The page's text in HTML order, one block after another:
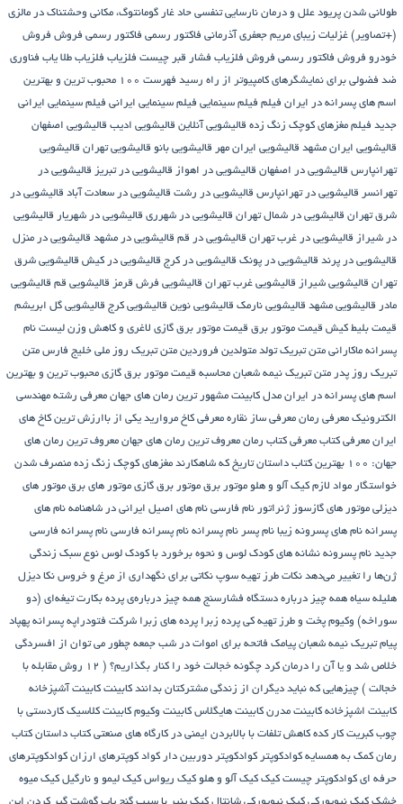
طولانی شدن پریود علل و درمان نارسایی تنفسی حاد غار گومانتوگ، مکانی وحشتناک در مالزی
(+تصاویر) غزلیات زیبای مریم جعفری آذرمانی فاکتور رسمی فاکتور رسمی فروش فروش
خودرو فروش فاکتور رسمی فروش فلزیاب فشار قبر چیست فلزیاب فلزیاب طلا یاب فناوری
ضد فضولی برای نمایشگرهای کامپیوتر از راه رسید
فهرست ۱۰۰ محبوب ترین و بهترین
اسم های پسرانه در ایران فیلم فیلم سینمایی فیلم سینمایی ایرانی فیلم سینمایی ایرانی
جدید فیلم مغزهای کوچک زنگ زده قالیشویی آنلاین قالیشویی ادیب قالیشویی اصفهان
قالیشویی ایران مشهد قالیشویی ایران مهر قالیشویی بانو قالیشویی تهران قالیشویی
تهرانپارس قالیشویی در اصفهان قالیشویی در اهواز قالیشویی در تبریز قالیشویی در
تهرانسر قالیشویی در تهرانپارس قالیشویی در رشت قالیشویی در سعادت آباد قالیشویی در
شرق تهران قالیشویی در شمال تهران قالیشویی در شهرری قالیشویی در شهریار قالیشویی
در شیراز قالیشویی در غرب تهران قالیشویی در قم قالیشویی در مشهد قالیشویی در منزل
قالیشویی در پرند قالیشویی در پونک قالیشویی در کرج قالیشویی در کیش قالیشویی شرق
تهران قالیشویی شیراز قالیشویی غرب تهران قالیشویی فرش قرمز قالیشویی قم قالیشویی
مادر قالیشویی مشهد قالیشویی نارمک قالیشویی نوین قالیشویی کرج قالیشویی گل ابریشم
قیمت بلیط کیش قیمت موتور برق قیمت موتور برق گازی لاغری و کاهش وزن لیست نام
پسرانه ماکارانی متن تبریک تولد متولدین فروردین متن تبریک روز ملی خلیج فارس متن
تبریک روز پدر متن تبریک نیمه شعبان محاسبه قیمت موتور برق گازی محبوب ترین و بهترین
اسم های پسرانه در ایران مدل کابینت مشهور ترین رمان های جهان معرفی رشته مهندسی
الکترونیک معرفی رمان معرفی ساز نقاره معرفی کاخ مروارید یکی از باارزش ترین کاخ های
ایران معرفی کتاب معرفی کتاب رمان معروف ترین رمان های جهان معروف ترین رمان های
جهان: ۱۰۰ بهترین کتاب داستان تاریخ که شاهکارند
مغزهای کوچک زنگ زده منصرف شدن
خواستگار مواد لازم کیک آلو و هلو موتور برق موتور برق گازی موتور های برق موتور های
دیزلی موتور های گازسوز ژنراتور نام فارسی نام های اصیل ایرانی در شاهنامه نام های
پسرانه نام های پسرونه زیبا نام پسر نام پسرانه نام پسرانه فارسی نام پسرانه فارسی
جدید نام پسرونه نشانه های کودک لوس و نحوه برخورد با کودک لوس نوع سبک زندگی
ژن‌ها را تغییر می‌دهد نکات طرز تهیه سوپ نکاتی برای نگهداری از مرغ و خروس نکا دیزل
هلیله سیاه همه چیز درباره دستگاه فشارسنج همه چیز درباره‌ی پرده بکارت تیغه‌ای (دو
سوراخه) وکیوم پخت و طرز تهیه کی پرده زبرا پرده های زبرا شرکت فتودراپه پسرانه پهپاد
پیام تبریک نیمه شعبان پیامک فاتحه برای اموات در شب جمعه چطور می توان از افسردگی
خلاص شد و یا آن را درمان کرد
چگونه خجالت خود را کنار بگذاریم؟ ( 12 روش مقابله با
خجالت ) چیزهایی که نباید دیگران از زندگی مشترکتان بدانند کابینت کابینت آشپزخانه
کابینت اشپزخانه کابینت مدرن کابینت هایگلاس کابینت وکیوم کابینت کلاسیک کاردستی با
چوب کبریت کار کده کاهش تلفات با بالابردن ایمنی در کارگاه های صنعتی کتاب داستان کتاب
رمان کمک به همسایه کوادکوپتر کوادکوپتر دوربین دار کواد کوپترهای ارزان کوادکوپترهای
حرفه ای کوادکوپتر چیست کیک کیک آلو و هلو کیک ریواس کیک لیمو و نارگیل کیک میوه